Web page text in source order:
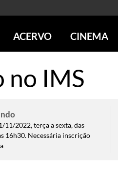
ACERVO
SOBRE O ACERVO
FOTOGRAFIA
MÚSICA
ARTE CONTEMPORÂNEA
CINEMA
SÃO PAULO
POÇOS DE
BLOG DO
REVISTAS
no IMS
11/2022, terça a sexta, das
16h30. Necessária inscrição